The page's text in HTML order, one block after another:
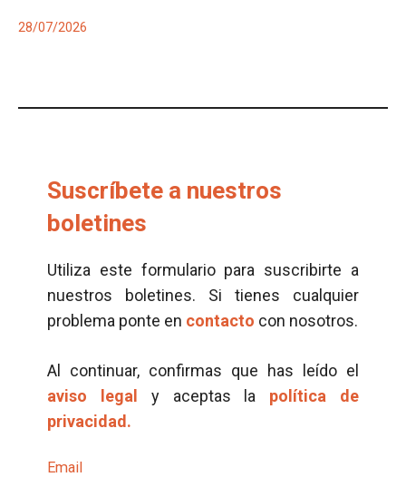
28/07/2026
Suscríbete a nuestros
boletines
Utiliza este formulario para suscribirte a
nuestros boletines. Si tienes cualquier
problema ponte en contacto con nosotros.
Al continuar, confirmas que has leído el
aviso legal
y aceptas la política de
privacidad.
Email